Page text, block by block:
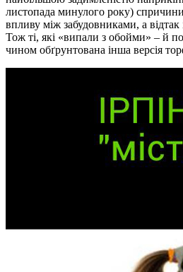
листопада минулого року)
впливу між забудовниками, а відтак
Тож ті, які «випали з обойми» – й
чином обґрунтована інша версія